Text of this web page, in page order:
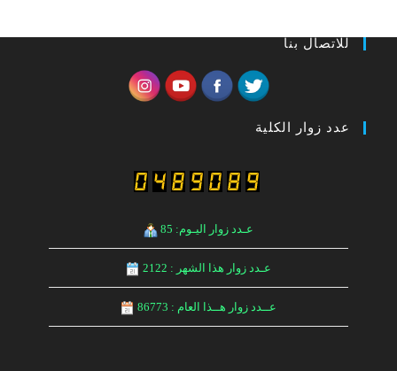
للاتصال بنا
عدد زوار الكلية
عـدد زوار اليـوم: 85
عـدد زوار هذا الشهر : 2122
عــدد زوار هــذا العام : 86773